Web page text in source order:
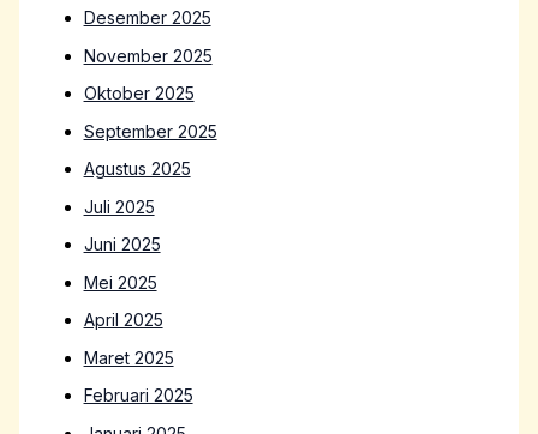
Desember 2025
November 2025
Oktober 2025
September 2025
Agustus 2025
Juli 2025
Juni 2025
Mei 2025
April 2025
Maret 2025
Februari 2025